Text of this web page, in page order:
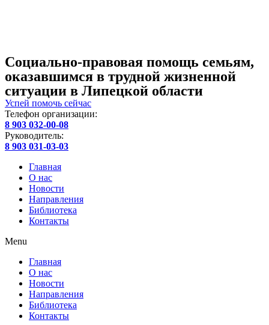
Социально-правовая помощь семьям,
оказавшимся в трудной жизненной
ситуации в Липецкой области
Успей помочь сейчас
Телефон организации:
8 903 032-00-08
Руководитель:
8 903 031-03-03
Главная
О нас
Новости
Направления
Библиотека
Контакты
Menu
Главная
О нас
Новости
Направления
Библиотека
Контакты